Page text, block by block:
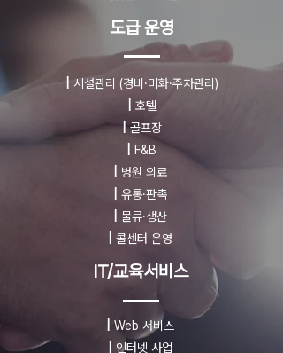
도급 운영
시설관리 (경비·미화·주차관리)
호텔
|골프장
F&B
병원 의료
유통·판촉
물류·생산
콜센터 운영
IT/교육서비스
Web 서비스
인터넷 사업